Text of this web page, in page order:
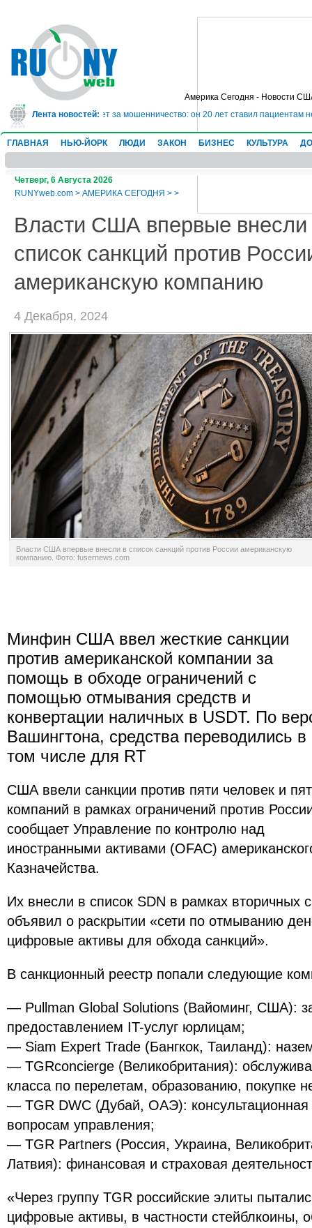
Америка Сегодня - Новости
Лента новостей:
в тюрьму на 10 лет за мошенничество: он 20 лет ставил пациентам
ГЛАВНАЯ НЬЮ-ЙОРК ЛЮДИ ЗАКОН БИЗНЕС КУЛЬТУРА
Четверг, 6 Августа 2026
RUNYweb.com > АМЕРИКА СЕГОДНЯ > >
Власти США впервые внесли
список санкций против
американскую компанию
4 Декабря, 2024
Власти США впервые внесли в список санкций против России американскую
компанию. Фото: fusernews.com
Минфин США ввел жесткие санкции
против американской компании за
помощь в обходе ограничений с
помощью отмывания средств и
конвертации наличных в USDT. По
Вашингтона, средства переводились в
том числе для RT
США ввели санкции против пяти человек и
компаний в рамках ограничений против
сообщает Управление по контролю над
иностранными активами (OFAC)
Казначейства.
Их внесли в список SDN в рамках
объявил о раскрытии «сети по отмыванию
цифровые активы для обхода санкций».
В санкционный реестр попали следующие
— Pullman Global Solutions (Вайоминг, США):
предоставлением IT-услуг юрлицам;
— Siam Expert Trade (Бангкок, Таиланд):
— TGRconcierge (Великобритания):
класса по перелетам, образованию, покупке
— TGR DWC (Дубай, ОАЭ): консультационная
вопросам управления;
— TGR Partners (Россия, Украина,
Латвия): финансовая и страховая
«Через группу TGR российские элиты
цифровые активы, в частности стейблкоины,